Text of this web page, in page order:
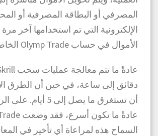
المصرفي أو البطاقة المصرفية أو
الإلكترونية التي تم استخدامها آخر مرة
الأموال في حساب Olymp Trade الخاص بك.
دقائق إلى ساعة، في حين أن الطرق
أن تستغرق ما يصل إلى 5
السماح هذه لمراعاة أي تأخير في